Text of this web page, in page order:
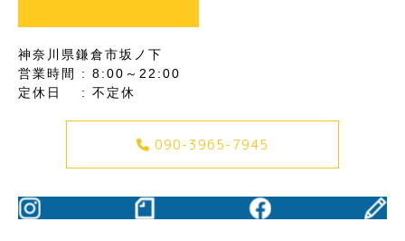
神奈川県鎌倉市坂ノ下
営業時間 : 8:00～22:00
定休日 : 不定休
090-3965-7945